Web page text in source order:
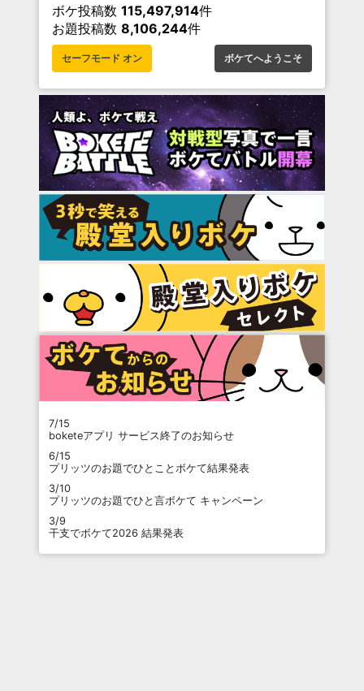
ボケ投稿数 115,497,914件
お題投稿数 8,106,244件
セーフモード オン ボケてへようこそ
7/15
boketeアプリ サービス終了のお知らせ
6/15
プリッツのお題でひとことボケて結果発表
3/10
プリッツのお題でひと言ボケて キャンペーン
3/9
干支でボケて2026 結果発表